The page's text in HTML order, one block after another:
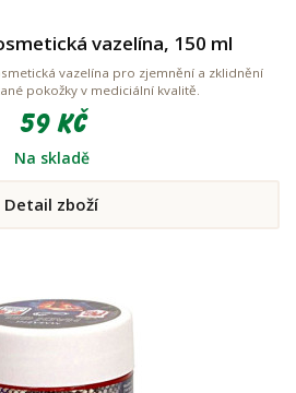
vazelína, 150 ml
vazelína pro zjemnění a zklidnění
pokožky v mediciální kvalitě.
59 Kč
Na skladě
Detail zboží